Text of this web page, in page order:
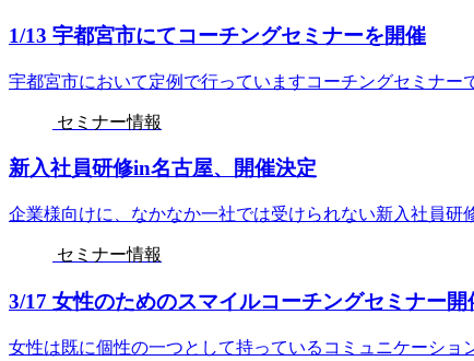
1/13 宇都宮市にてコーチングセミナーを開催
宇都宮市において定例で行っていますコーチングセミナ
セミナー情報
新入社員研修in名古屋、開催決定
企業様向けに、なかなか一社では受けられない新入社員
セミナー情報
3/17 女性のためのスマイルコーチングセミナー開
女性は既に個性の一つとして持っているコミュニケーシ